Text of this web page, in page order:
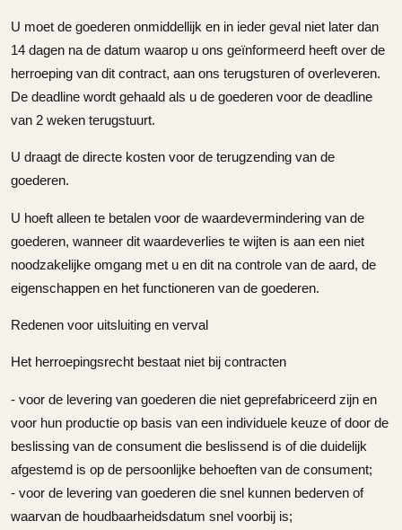
U moet de goederen onmiddellijk en in ieder geval niet later dan
14 dagen na de datum waarop u ons geïnformeerd heeft over de
herroeping van dit contract, aan ons terugsturen of overleveren.
De deadline wordt gehaald als u de goederen voor de deadline
van 2 weken terugstuurt.
U draagt de directe kosten voor de terugzending van de
goederen.
U hoeft alleen te betalen voor de waardevermindering van de
goederen, wanneer dit waardeverlies te wijten is aan een niet
noodzakelijke omgang met u en dit na controle van de aard, de
eigenschappen en het functioneren van de goederen.
Redenen voor uitsluiting en verval
Het herroepingsrecht bestaat niet bij contracten
- voor de levering van goederen die niet geprefabriceerd zijn en
voor hun productie op basis van een individuele keuze of door de
beslissing van de consument die beslissend is of die duidelijk
afgestemd is op de persoonlijke behoeften van de consument;
- voor de levering van goederen die snel kunnen bederven of
waarvan de houdbaarheidsdatum snel voorbij is;